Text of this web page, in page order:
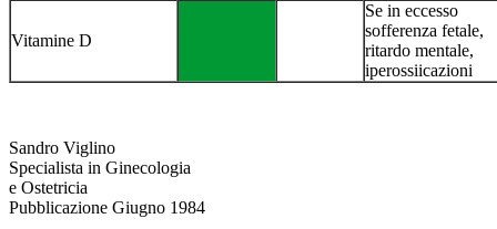
Vitamine D
Se in eccesso
sofferenza fetale,
ritardo mentale,
iperossiicazioni
Sandro Viglino
Specialista in Ginecologia
e Ostetricia
Pubblicazione Giugno 1984